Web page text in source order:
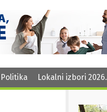
Politika Lokalni izbori 2026.